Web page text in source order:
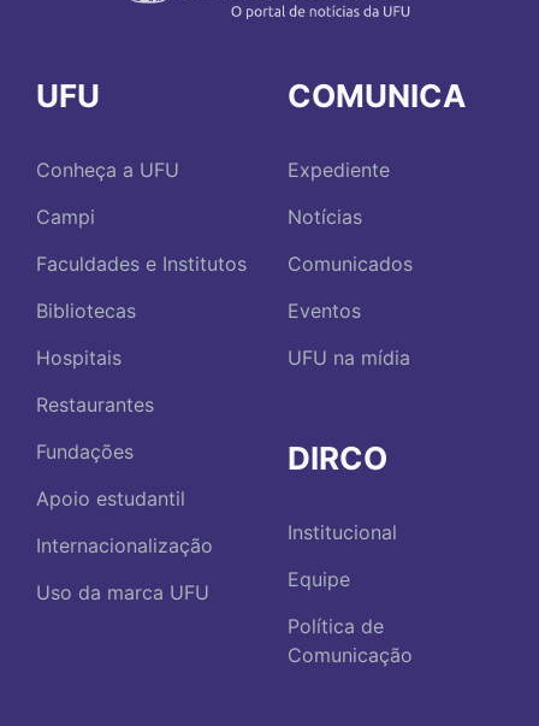
UFU
Conheça a UFU
Campi
Faculdades e Institutos
Bibliotecas
Hospitais
Restaurantes
Fundações
Apoio estudantil
Internacionalização
Uso da marca UFU
COMUNICA
Expediente
Notícias
Comunicados
Eventos
UFU na mídia
DIRCO
Institucional
Equipe
Política de
Comunicação